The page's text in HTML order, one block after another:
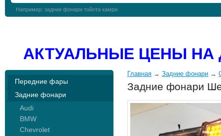
Например: задние фонари тойота камри
АКТУАЛЬНЫЕ ЦЕНЫ
Передние фары
Задние фонари
Audi
BMW
Chevrolet
Главная → Задние фонари →
Задние фонари